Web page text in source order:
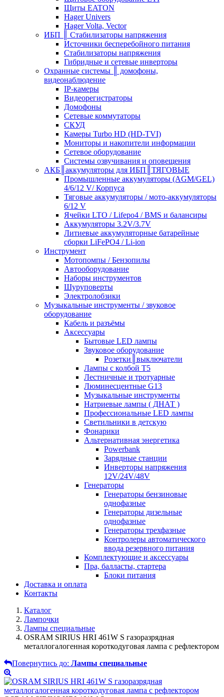
Щиты EATON
Hager Univers
Hager Volta, Vector
ИБП ║ Стабилизаторы напряжения
Источники бесперебойного питания
Стабилизаторы напряжения
Гибридные и сетевые инверторы
Охранные системы ║ домофоны,
видеонаблюдение
IP-камеры
Видеорегистраторы
Домофоны
Сетевые коммутаторы
СКУД
Камеры Turbo HD (HD-TVI)
Мониторы и накопители информации
Сетевое оборудование
Системы озвучивания и оповещения
АКБ║аккумуляторы для ИБП║ТЯГОВЫЕ
Промышленные аккумуляторы (AGM/GEL)
4/6/12 V/ Корпуса
Тяговые аккумуляторы / мото-аккумуляторы
6/12 V
Ячейки LTO / Lifepo4 / BMS и балансиры
Аккумуляторы 3.2V/3.7V
Литиевые аккумуляторные батарейные
сборки LiFePO4 / Li-ion
Инструмент
Мотопомпы / Бензопилы
Автооборудование
Наборы инструментов
Шуруповерты
Электролобзики
Музыкальные инструменты / звуковое
оборудование
Кабель и разъёмы
Аксессуары
Бытовые LED лампы
Звуковое оборудование
Розетки║выключатели
Лампы с колбой Т5
Лестничные и тротуарные
Люминесцентные G13
Музыкальные инструменты
Натриевые лампы ( ДНАТ )
Профессиональные LED лампы
Светильники в детскую
Фонарики
Альтернативная энергетика
Powerbank
Зарядные станции
Инверторы напряжения
12V/24V/48V
Генераторы
Генераторы бензиновые
однофазные
Генераторы дизельные
однофазные
Генераторы трехфазные
Контролеры автоматического
ввода резервного питания
Комплектующие и аксессуары
Пра, балласты, стартера
Блоки питания
Доставка и оплата
Контакты
Каталог
Лампочки
Лампы специальные
OSRAM SIRIUS HRI 461W S газоразрядная
металлогалогенная короткодуговая лампа с рефлектором
Повернутись до: Лампы специальные